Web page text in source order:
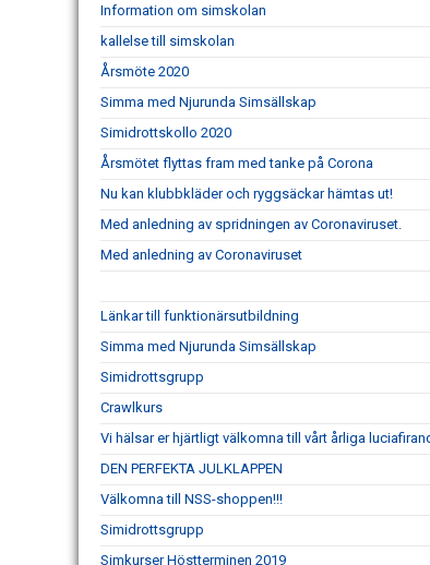
Information om simskolan
kallelse till simskolan
Årsmöte 2020
Simma med Njurunda Simsällskap
Simidrottskollo 2020
Årsmötet flyttas fram med tanke på Corona
Nu kan klubbkläder och ryggsäckar hämtas ut!
Med anledning av spridningen av Coronaviruset.
Med anledning av Coronaviruset
Länkar till funktionärsutbildning
Simma med Njurunda Simsällskap
Simidrottsgrupp
Crawlkurs
Vi hälsar er hjärtligt välkomna till vårt årliga
DEN PERFEKTA JULKLAPPEN
Välkomna till NSS-shoppen!!!
Simidrottsgrupp
Simkurser Höstterminen 2019